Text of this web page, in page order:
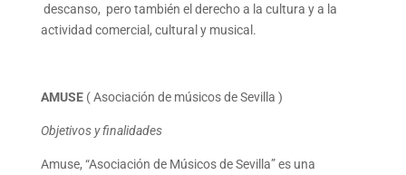
descanso, pero también el derecho a la cultura y a la
actividad comercial, cultural y musical.
AMUSE( Asociación de músicos de Sevilla )
Objetivos y finalidades
Amuse, “Asociación de Músicos de Sevilla” es una